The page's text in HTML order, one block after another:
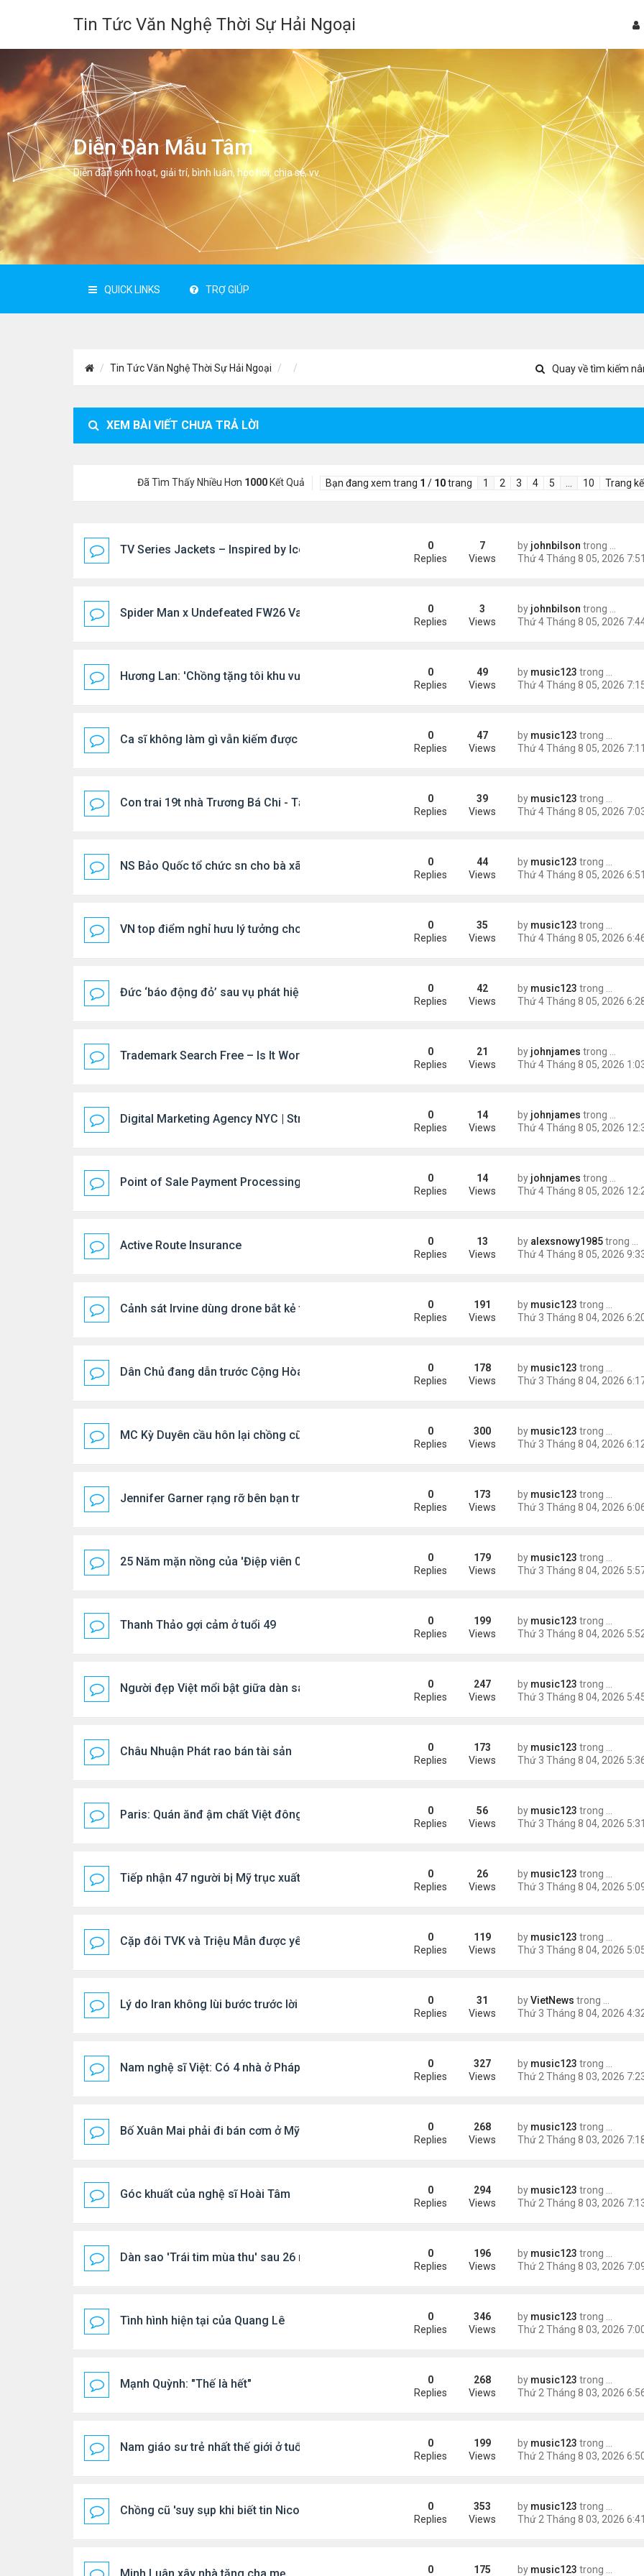
Tin Tức Văn Nghệ Thời Sự Hải Ngoại
Diễn Đàn Mẫu Tâm
Diễn đàn sinh hoạt, giải trí, bình luân, học hỏi, chia sẻ, vv.
QUICK LINKS TRỢ GIÚP
Tin Tức Văn Nghệ Thời Sự Hải Ngoại Quay về tìm kiếm
XEM BÀI VIẾT CHƯA TRẢ LỜI
Đã Tìm Thấy Nhiều Hơn 1000Kết Quả Bạn đang xem trang 1 / 10trang 1 2 3 4 5 10 Trang
TV Series Jackets – Inspired by Iconic Television Characters by johnbilson trong
0
Replies
7
Views
Spider Man x Undefeated FW26 Varsity Jacket – Exclusive Streetwear Meets Marvel Style
by johnbilson trong
0
Replies
3
Views
Hương Lan: 'Chồng tặng tôi khu vườn tình yêu' by music123 trong
0
Replies
49
Views
Ca sĩ không làm gì vẫn kiếm được 400 triệu đồng/tháng by music123 trong
0
Replies
47
Views
Con trai 19t nhà Trương Bá Chi - Tạ Đình Phong by music123 trong
0
Replies
39
Views
NS Bảo Quốc tổ chức sn cho bà xã by music123 trong
0
Replies
44
Views
VN top điểm nghỉ hưu lý tưởng cho người Mỹ by music123 trong
0
Replies
35
Views
Đức ‘báo động đỏ’ sau vụ phát hiện UAV mang chất nổ ở sân bay by music123 trong
0
Replies
42
Views
Trademark Search Free – Is It Worth Doing Before Filing? by johnjames trong
0
Replies
21
Views
Digital Marketing Agency NYC | Strategic Online Growth by Fastest Logo by johnjames trong
0
Replies
14
Views
Point of Sale Payment Processing: Why Businesses Choose Swyft POS by johnjames trong
0
Replies
14
Views
Active Route Insurance by alexsnowy1985trong
0
Replies
13
Views
Cảnh sát Irvine dùng drone bắt kẻ trộm trong Walmart by music123 trong
0
Replies
191
Views
Dân Chủ đang dẫn trước Cộng Hòa trong các cuộc thăm dò dư luận by music123 trong
0
Replies
178
Views
MC Kỳ Duyên cầu hôn lại chồng cũ by music123 trong
0
Replies
300
Views
Jennifer Garner rạng rỡ bên bạn trai kém 6 tuổi by music123 trong
0
Replies
173
Views
25 Năm mặn nồng của 'Điệp viên 007' by music123 trong
0
Replies
179
Views
Thanh Thảo gợi cảm ở tuổi 49 by music123 trong
0
Replies
199
Views
Người đẹp Việt mổi bật giữa dàn sao châu Á by music123 trong
0
Replies
247
Views
Châu Nhuận Phát rao bán tài sản by music123 trong
0
Replies
173
Views
Paris: Quán ănđ ậm chất Việt đông kín khách chờ by music123 trong
0
Replies
56
Views
Tiếp nhận 47 người bị Mỹ trục xuất, Công an khuyến cáo by music123 trong
0
Replies
26
Views
Cặp đôi TVK và Triệu Mẫn được yêu thích nhất by music123 trong
0
Replies
119
Views
Lý do Iran không lùi bước trước lời đe dọa của ông Trump byVietNews trong
0
Replies
31
Views
Nam nghệ sĩ Việt: Có 4 nhà ở Pháp, sống gần tháp Eiffel... by music123 trong
0
Replies
327
Views
Bố Xuân Mai phải đi bán cơm ở Mỹ by music123 trong
0
Replies
268
Views
Góc khuất của nghệ sĩ Hoài Tâm by music123 trong
0
Replies
294
Views
Dàn sao 'Trái tim mùa thu' sau 26 năm by music123 trong
0
Replies
196
Views
Tình hình hiện tại của Quang Lê by music123 trong
0
Replies
346
Views
Mạnh Quỳnh: "Thế là hết" by music123 trong
0
Replies
268
Views
Nam giáo sư trẻ nhất thế giới ở tuổi 18 by music123 trong
0
Replies
199
Views
Chồng cũ 'suy sụp khi biết tin Nicole Kidman có tình mới' by music123 trong
0
Replies
353
Views
by music123 trong
0 175